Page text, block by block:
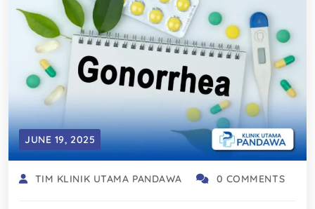
JUNE 19, 2025
TIM KLINIK UTAMA PANDAWA 0 COMMENTS